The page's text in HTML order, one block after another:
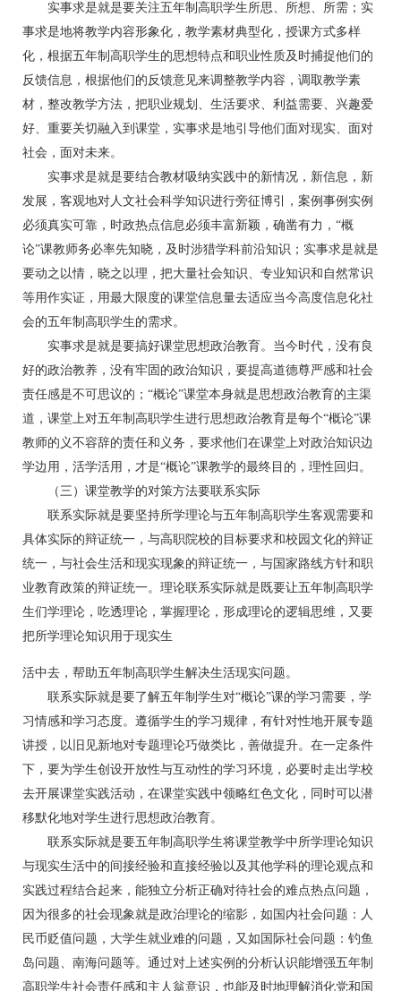
实事求是就是要关注五年制高职学生所思、所想、所需；实
事求是地将教学内容形象化，教学素材典型化，授课方式多样
化，根据五年制高职学生的思想特点和职业性质及时捕捉他们的
反馈信息，根据他们的反馈意见来调整教学内容，调取教学素
材，整改教学方法，把职业规划、生活要求、利益需要、兴趣爱
好、重要关切融入到课堂，实事求是地引导他们面对现实、面对
社会，面对未来。
实事求是就是要结合教材吸纳实践中的新情况，新信息，新
发展，客观地对人文社会科学知识进行旁征博引，案例事例实例
必须真实可靠，时政热点信息必须丰富新颖，确凿有力，“概
论”课教师务必率先知晓，及时涉猎学科前沿知识；实事求是就是
要动之以情，晓之以理，把大量社会知识、专业知识和自然常识
等用作实证，用最大限度的课堂信息量去适应当今高度信息化社
会的五年制高职学生的需求。
实事求是就是要搞好课堂思想政治教育。当今时代，没有良
好的政治教养，没有牢固的政治知识，要提高道德尊严感和社会
责任感是不可思议的；“概论”课堂本身就是思想政治教育的主渠
道，课堂上对五年制高职学生进行思想政治教育是每个“概论”课
教师的义不容辞的责任和义务，要求他们在课堂上对政治知识边
学边用，活学活用，才是“概论”课教学的最终目的，理性回归。
（三）课堂教学的对策方法要联系实际
联系实际就是要坚持所学理论与五年制高职学生客观需要和
具体实际的辩证统一，与高职院校的目标要求和校园文化的辩证
统一，与社会生活和现实现象的辩证统一，与国家路线方针和职
业教育政策的辩证统一。理论联系实际就是既要让五年制高职学
生们学理论，吃透理论，掌握理论，形成理论的逻辑思维，又要
把所学理论知识用于现实生
活中去，帮助五年制高职学生解决生活现实问题。
联系实际就是要了解五年制学生对“概论”课的学习需要，学
习情感和学习态度。遵循学生的学习规律，有针对性地开展专题
讲授，以旧见新地对专题理论巧做类比，善做提升。在一定条件
下，要为学生创设开放性与互动性的学习环境，必要时走出学校
去开展课堂实践活动，在课堂实践中领略红色文化，同时可以潜
移默化地对学生进行思想政治教育。
联系实际就是要五年制高职学生将课堂教学中所学理论知识
与现实生活中的间接经验和直接经验以及其他学科的理论观点和
实践过程结合起来，能独立分析正确对待社会的难点热点问题，
因为很多的社会现象就是政治理论的缩影，如国内社会问题：人
民币贬值问题，大学生就业难的问题，又如国际社会问题：钓鱼
岛问题、南海问题等。通过对上述实例的分析认识能增强五年制
高职学生社会责任感和主人翁意识，也能及时地理解消化党和国